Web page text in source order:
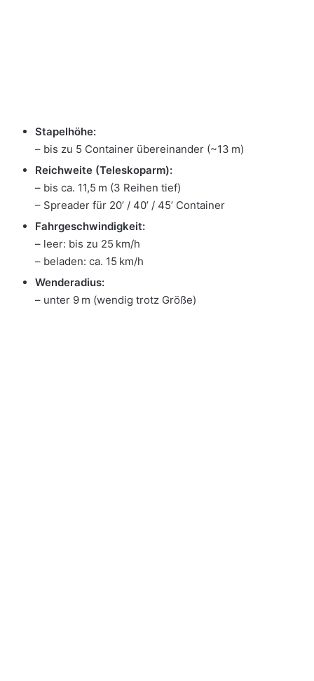
Stapelhöhe:
– bis zu 5 Container übereinander (~13 m)
Reichweite (Teleskoparm):
– bis ca. 11,5 m (3 Reihen tief)
– Spreader für 20’ / 40’ / 45’ Container
Fahrgeschwindigkeit:
– leer: bis zu 25 km/h
– beladen: ca. 15 km/h
Wenderadius:
– unter 9 m (wendig trotz Größe)